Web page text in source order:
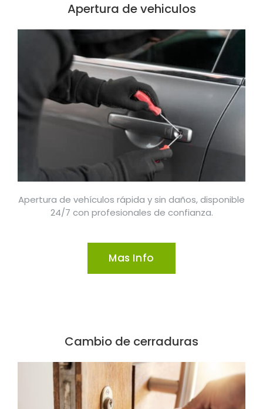
Apertura de vehiculos
Apertura de vehículos rápida y sin daños, disponible
24/7 con profesionales de confianza.
Mas Info
Cambio de cerraduras